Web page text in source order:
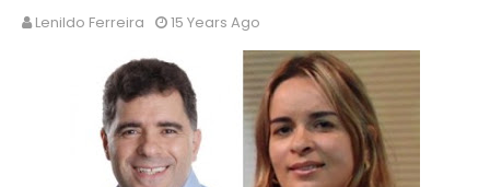
Lenildo Ferreira 15 Years Ago